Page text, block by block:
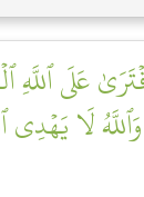
عَلَى ٱللَّهِ
لَا يَهۡدِي